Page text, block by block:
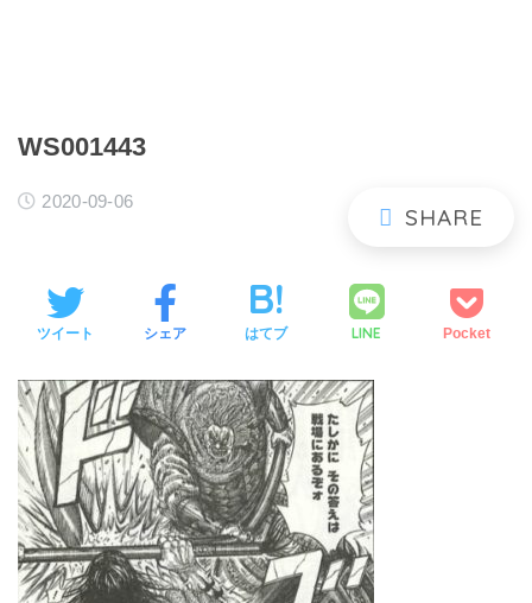
WS001443
2020-09-06
ツイート シェア はてブ LINE Pocket